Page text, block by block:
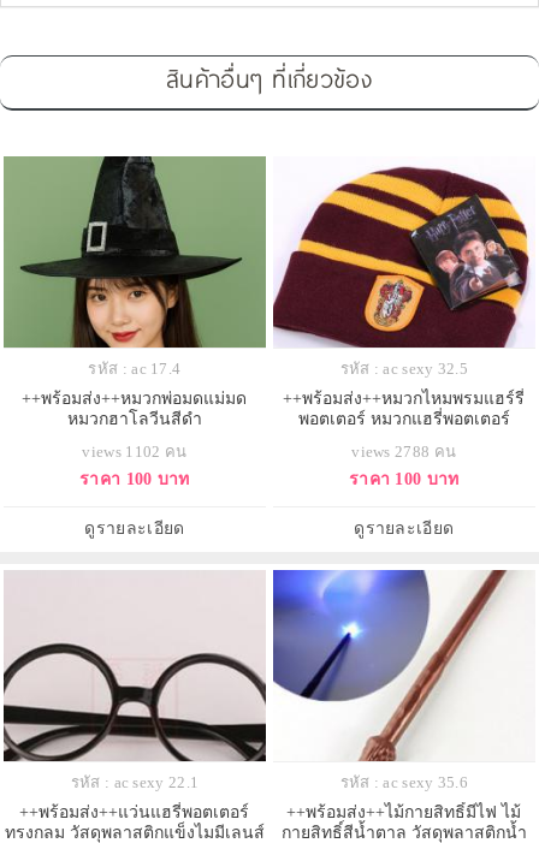
สินค้าอื่นๆ ที่เกี่ยวข้อง
รหัส : ac 17.4
++พร้อมส่ง++หมวกพ่อมดแม่มด
หมวกฮาโลวีนสีดำ
views 1102 คน
ราคา 100 บาท
ดูรายละเอียด
รหัส : ac sexy 32.5
++พร้อมส่ง++หมวกไหมพรมแฮร์รี่
พอตเตอร์ หมวกแฮรี่พอตเตอร์
views 2788 คน
ราคา 100 บาท
ดูรายละเอียด
รหัส : ac sexy 22.1
++พร้อมส่ง++แว่นแฮรี่พอตเตอร์
ทรงกลม วัสดุพลาสติกแข็งไมมีเลนส์
รหัส : ac sexy 35.6
++พร้อมส่ง++ไม้กายสิทธิ์มีไฟ ไม้
กายสิทธิ์สีน้ำตาล วัสดุพลาสติกน้ำ